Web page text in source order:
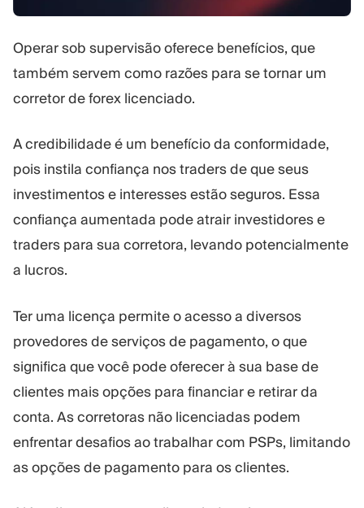
Operar sob supervisão oferece benefícios, que
também servem como razões para se tornar um
corretor de forex licenciado.
A credibilidade é um benefício da conformidade,
pois instila confiança nos traders de que seus
investimentos e interesses estão seguros. Essa
confiança aumentada pode atrair investidores e
traders para sua corretora, levando potencialmente
a lucros.
Ter uma licença permite o acesso a diversos
provedores de serviços de pagamento, o que
significa que você pode oferecer à sua base de
clientes mais opções para financiar e retirar da
conta. As corretoras não licenciadas podem
enfrentar desafios ao trabalhar com PSPs, limitando
as opções de pagamento para os clientes.